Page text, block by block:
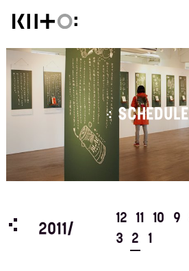
SCHEDULE
4
2011/
12 11 10 9
3
2 1